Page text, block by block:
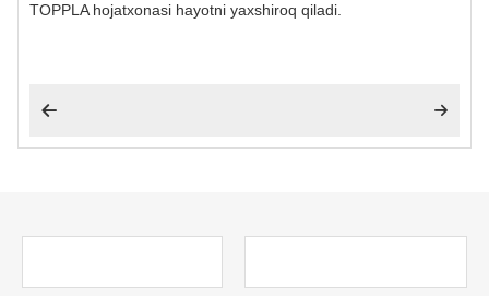
TOPPLA hojatxonasi hayotni yaxshiroq qiladi.
 